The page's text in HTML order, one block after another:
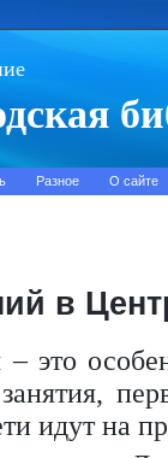
Разное О сайте
в
– это
идут на